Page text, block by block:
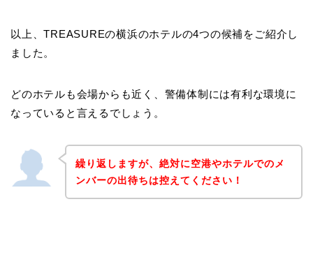
以上、TREASUREの横浜のホテルの4つの候補をご紹介し
ました。
どのホテルも会場からも近く、警備体制には有利な環境に
なっていると言えるでしょう。
繰り返しますが、絶対に空港やホテルでのメ
ンバーの出待ちは控えてください！